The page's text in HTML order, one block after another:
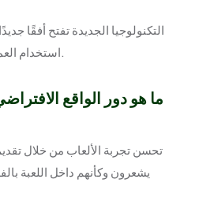
التكنولوجيا الجديدة تفتح أفقًا
استخدام العملات الرقمية وطرق الاشتراك.
تحسن تجربة الألعاب من خلال
يشعرون وكأنهم داخل اللعبة